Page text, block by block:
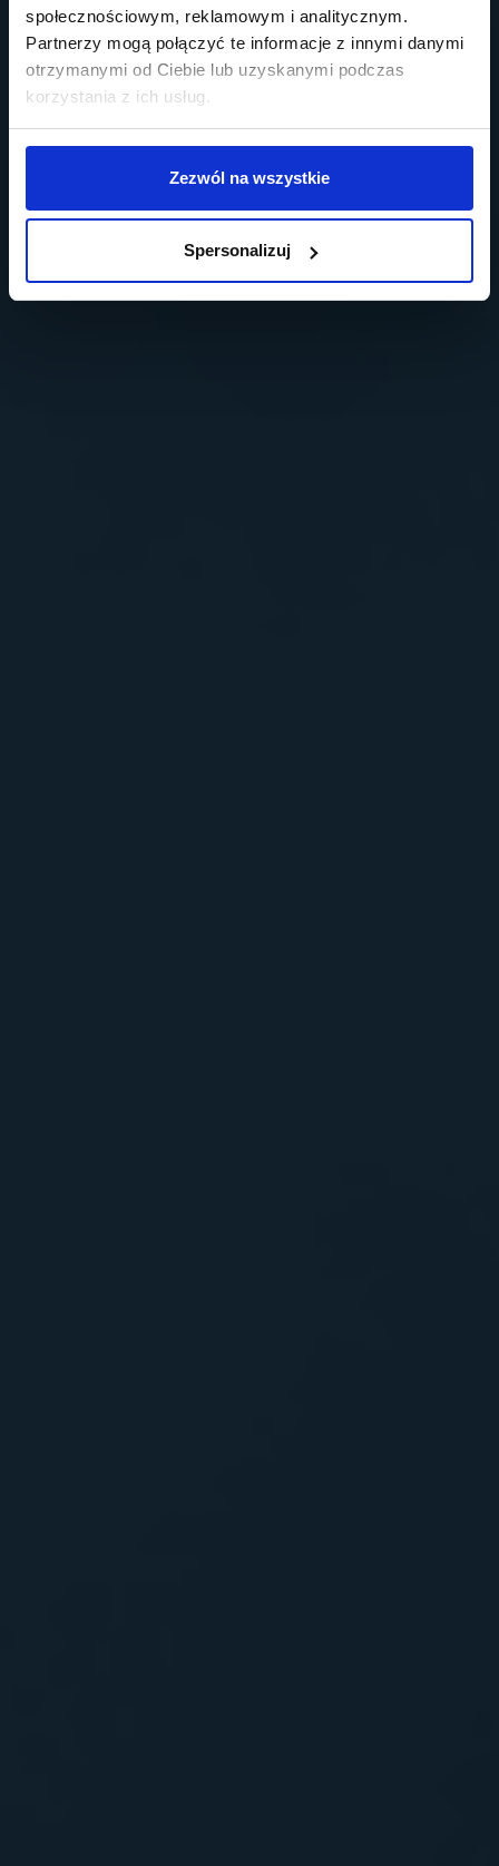
społecznościowym, reklamowym i analitycznym.
Partnerzy mogą połączyć te informacje z innymi danymi
otrzymanymi od Ciebie lub uzyskanymi podczas
korzystania z ich usług.
Zezwól na wszystkie
Spersonalizuj